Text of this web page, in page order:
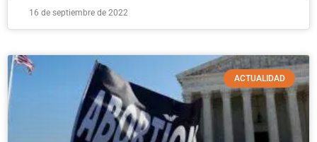
16 de septiembre de 2022
ACTUALIDAD